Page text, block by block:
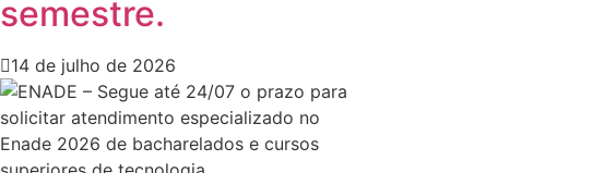
semestre.
14 de julho de 2026